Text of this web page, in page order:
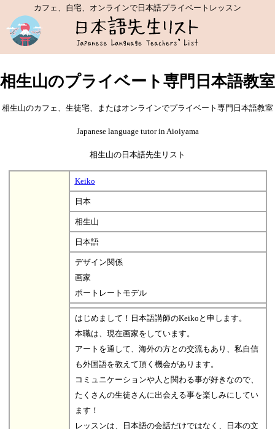
カフェ、自宅、オンラインで日本語プライベートレッスン
相生山のプライベート専門日本語教室
相生山のカフェ、生徒宅、またはオンラインでプライベート専門日本語教室
Japanese language tutor in Aioiyama
相生山の日本語先生リスト
Keiko
日本
相生山
日本語
デザイン関係
画家
ポートレートモデル
はじめまして！日本語講師のKeikoと申します。
本職は、現在画家をしています。
アートを通して、海外の方との交流もあり、私自信
も外国語を教えて頂く機会があります。
コミュニケーションや人と関わる事が好きなので、
たくさんの生徒さんに出会える事を楽しみにしてい
ます！
レッスンは、日本語の会話だけではなく、日本の文